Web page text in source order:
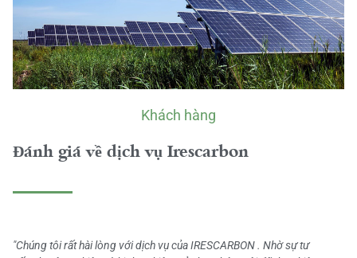
Khách hàng
Đánh giá về dịch vụ Irescarbon
"Chúng tôi rất hài lòng với dịch vụ của IRESCARBON . Nhờ sự tư